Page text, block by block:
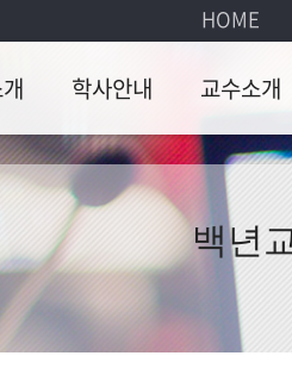
HOME
길
학사안내
교육과정
학사일정
교수소개
현직교수
명예교수
백년